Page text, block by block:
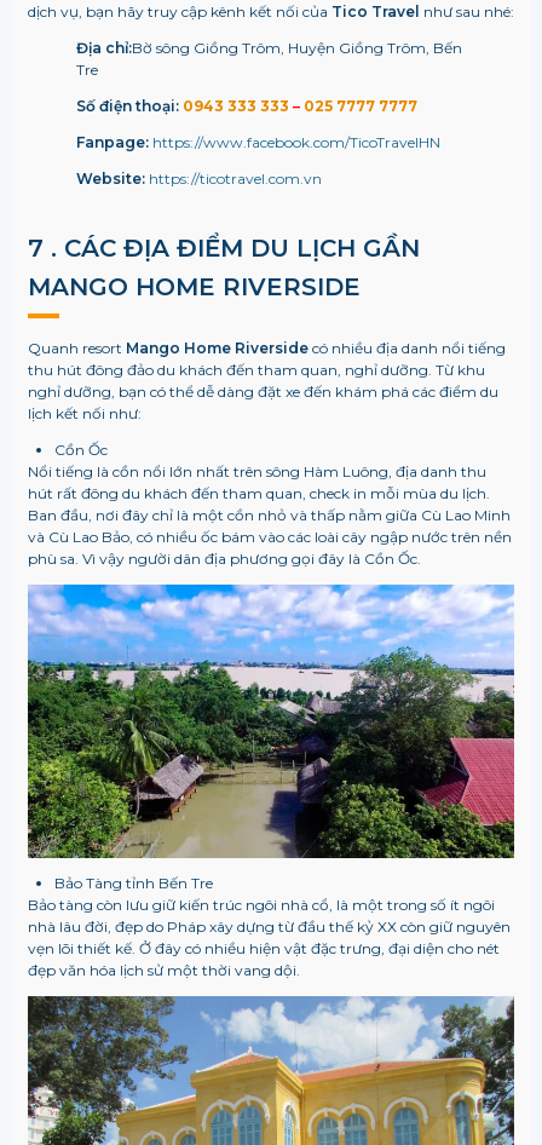
dịch vụ, bạn hãy truy cập kênh kết nối của Tico Travel như sau nhé:
Địa chỉ:Bờ sông Giồng Trôm, Huyện Giồng Trôm, Bến
Tre
Số điện thoại: 0943 333 333 – 025 7777 7777
Fanpage: https://www.facebook.com/TicoTravelHN
Website: https://ticotravel.com.vn
7 . CÁC ĐỊA ĐIỂM DU LỊCH GẦN
MANGO HOME RIVERSIDE
Quanh resort Mango Home Riverside có nhiều địa danh nổi tiếng
thu hút đông đảo du khách đến tham quan, nghỉ dưỡng. Từ khu
nghỉ dưỡng, bạn có thể dễ dàng đặt xe đến khám phá các điểm du
lịch kết nối như:
Cồn Ốc
Nổi tiếng là cồn nổi lớn nhất trên sông Hàm Luông, địa danh thu
hút rất đông du khách đến tham quan, check in mỗi mùa du lịch.
Ban đầu, nơi đây chỉ là một cồn nhỏ và thấp nằm giữa Cù Lao Minh
và Cù Lao Bảo, có nhiều ốc bám vào các loài cây ngập nước trên nền
phù sa. Vì vậy người dân địa phương gọi đây là Cồn Ốc.
Bảo Tàng tỉnh Bến Tre
Bảo tàng còn lưu giữ kiến trúc ngôi nhà cổ, là một trong số ít ngôi
nhà lâu đời, đẹp do Pháp xây dựng từ đầu thế kỷ XX còn giữ nguyên
vẹn lõi thiết kế. Ở đây có nhiều hiện vật đặc trưng, đại diện cho nét
đẹp văn hóa lịch sử một thời vang dội.